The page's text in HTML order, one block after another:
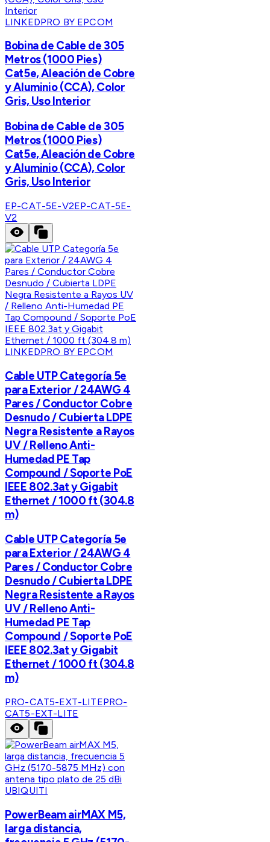
LINKEDPRO BY EPCOM
Bobina de Cable de 305
Metros (1000 Pies)
Cat5e, Aleación de Cobre
y Aluminio (CCA), Color
Gris, Uso Interior
Bobina de Cable de 305
Metros (1000 Pies)
Cat5e, Aleación de Cobre
y Aluminio (CCA), Color
Gris, Uso Interior
EP-CAT-5E-V2EP-CAT-5E-
V2
LINKEDPRO BY EPCOM
Cable UTP Categoría 5e
para Exterior / 24AWG 4
Pares / Conductor Cobre
Desnudo / Cubierta LDPE
Negra Resistente a Rayos
UV / Relleno Anti-
Humedad PE Tap
Compound / Soporte PoE
IEEE 802.3at y Gigabit
Ethernet / 1000 ft (304.8
m)
Cable UTP Categoría 5e
para Exterior / 24AWG 4
Pares / Conductor Cobre
Desnudo / Cubierta LDPE
Negra Resistente a Rayos
UV / Relleno Anti-
Humedad PE Tap
Compound / Soporte PoE
IEEE 802.3at y Gigabit
Ethernet / 1000 ft (304.8
m)
PRO-CAT5-EXT-LITEPRO-
CAT5-EXT-LITE
UBIQUITI
PowerBeam airMAX M5,
larga distancia,